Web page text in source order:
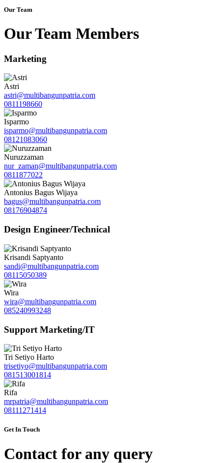
Our Team
Our Team Members
Marketing
Astri
astri@multibangunpatria.com
0811198660
Isparmo
isparmo@multibangunpatria.com
08121083060
Nuruzzaman
nur_zaman@multibangunpatria.com
0811877022
Antonius Bagus Wijaya
bagus@multibangunpatria.com
08176904874
Design Engineer/Technical
Krisandi Saptyanto
sandi@multibangunpatria.com
08115050389
Wira
wira@multibangunpatria.com
085240993248
Support Marketing/IT
Tri Setiyo Harto
trisetiyo@multibangunpatria.com
081513001814
Rifa
mrpatria@multibangunpatria.com
08111271414
Get In Touch
Contact for any query